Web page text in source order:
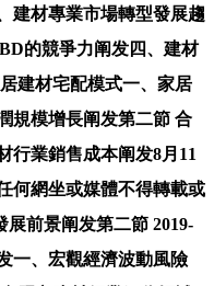
建材專業市場轉型發展趨
的競爭力阐发四、建材
建材宅配模式一、家居
規模增長阐发第二節 合
行業銷售成本阐发8月11
何網坐或媒體不得轉載或
前景阐发第二節 2019-
一、宏觀經濟波動風險